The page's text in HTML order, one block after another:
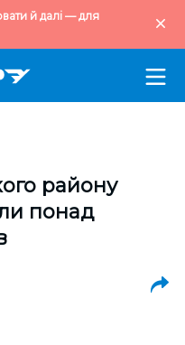
й далі — для
району
понад